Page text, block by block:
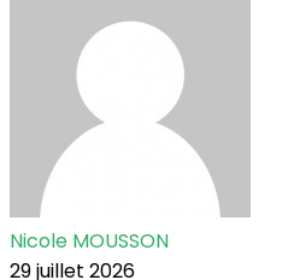
Nicole MOUSSON
29 juillet 2026